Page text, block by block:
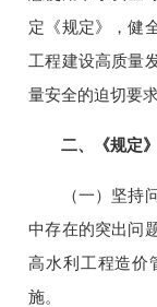
定《规定》，健
工程建设高质量
量安全的迫切要求
二、《规定
（一）坚持问
中存在的突出问
高水利工程造价
施。